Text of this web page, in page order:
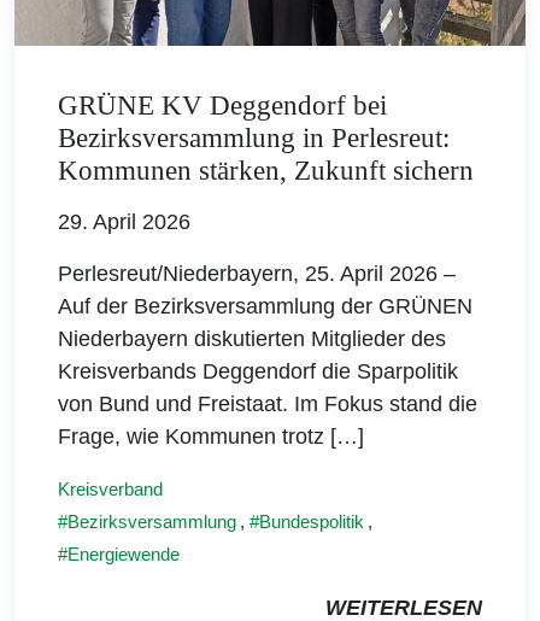
GRÜNE KV Deggendorf bei
Bezirksversammlung in Perlesreut:
Kommunen stärken, Zukunft sichern
29. April 2026
Perlesreut/Niederbayern, 25. April 2026 –
Auf der Bezirksversammlung der GRÜNEN
Niederbayern diskutierten Mitglieder des
Kreisverbands Deggendorf die Sparpolitik
von Bund und Freistaat. Im Fokus stand die
Frage, wie Kommunen trotz […]
Kreisverband
Bezirksversammlung , Bundespolitik ,
Energiewende
WEITERLESEN